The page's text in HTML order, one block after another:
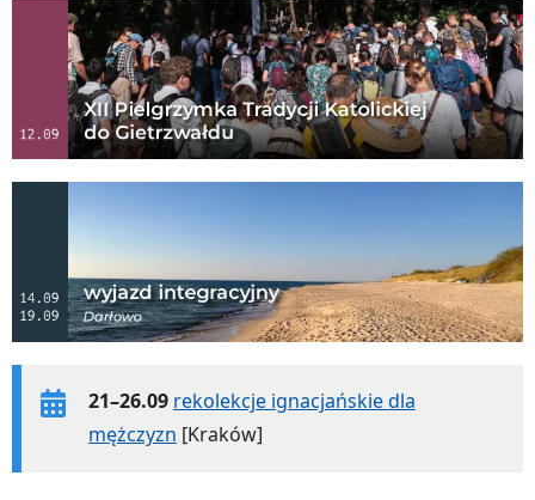
21–26.09 rekolekcje ignacjańskie dla
mężczyzn [Kraków]